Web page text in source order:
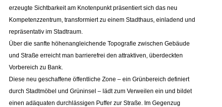
erzeugte Sichtbarkeit am Knotenpunkt präsentiert sich das neu
Kompetenzzentrum, transformiert zu einem Stadthaus, einladend und
repräsentativ im Stadtraum.
Über die sanfte höhenangleichende Topografie zwischen Gebäude
und Straße erreicht man barrierefrei den attraktiven, überdeckten
Vorbereich zu Bank.
Diese neu geschaffene öffentliche Zone – ein Grünbereich definiert
durch Stadtmöbel und Grüninsel – lädt zum Verweilen ein und bildet
einen adäquaten durchlässigen Puffer zur Straße. Im Gegenzug